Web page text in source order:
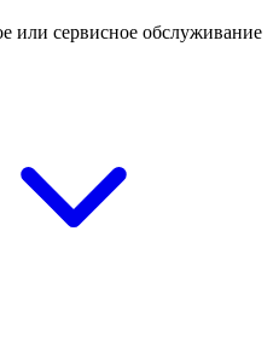
или сервисное обслуживание